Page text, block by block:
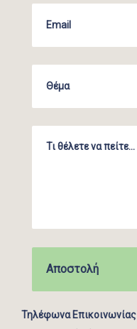
Τηλέφωνα Επικοινωνίας